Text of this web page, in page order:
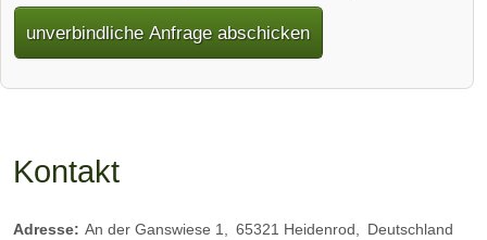
unverbindliche Anfrage abschicken
Kontakt
Adresse: An der Ganswiese 1 65321 Heidenrod
Deutschland